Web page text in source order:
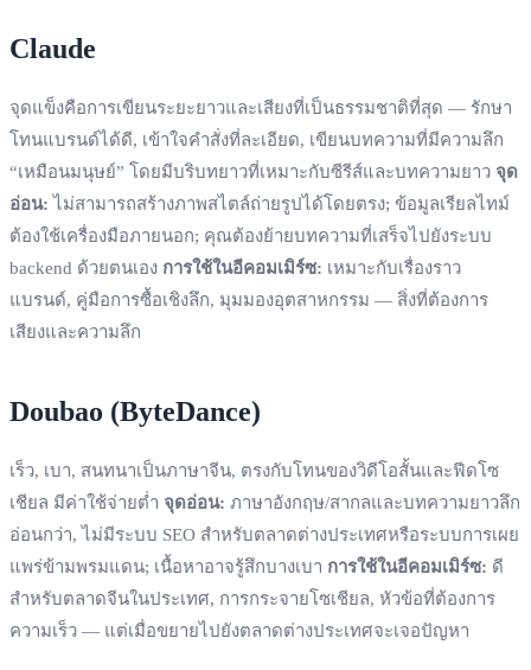
Claude
จุดแข็งคือการเขียนระยะยาวและเสียงที่เป็นธรรมชาติที่สุด — รักษา
โทนแบรนด์ได้ดี, เข้าใจคำสั่งที่ละเอียด, เขียนบทความที่มีความลึก
“เหมือนมนุษย์” โดยมีบริบทยาวที่เหมาะกับซีรีส์และบทความยาว จุด
อ่อน: ไม่สามารถสร้างภาพสไตล์ถ่ายรูปได้โดยตรง; ข้อมูลเรียลไทม์
ต้องใช้เครื่องมือภายนอก; คุณต้องย้ายบทความที่เสร็จไปยังระบบ
backend ด้วยตนเอง การใช้ในอีคอมเมิร์ซ: เหมาะกับเรื่องราว
แบรนด์, คู่มือการซื้อเชิงลึก, มุมมองอุตสาหกรรม — สิ่งที่ต้องการ
เสียงและความลึก
Doubao (ByteDance)
เร็ว, เบา, สนทนาเป็นภาษาจีน, ตรงกับโทนของวิดีโอสั้นและฟีดโซ
เชียล มีค่าใช้จ่ายต่ำ จุดอ่อน: ภาษาอังกฤษ/สากลและบทความยาวลึก
อ่อนกว่า, ไม่มีระบบ SEO สำหรับตลาดต่างประเทศหรือระบบการเผย
แพร่ข้ามพรมแดน; เนื้อหาอาจรู้สึกบางเบา การใช้ในอีคอมเมิร์ซ: ดี
สำหรับตลาดจีนในประเทศ, การกระจายโซเชียล, หัวข้อที่ต้องการ
ความเร็ว — แต่เมื่อขยายไปยังตลาดต่างประเทศจะเจอปัญหา